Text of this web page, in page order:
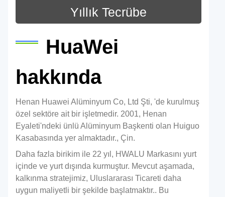
Yıllık Tecrübe
HuaWei
hakkında
Henan Huawei Alüminyum Co, Ltd Şti, 'de kurulmuş
özel sektöre ait bir işletmedir. 2001, Henan
Eyaleti'ndeki ünlü Alüminyum Başkenti olan Huiguo
Kasabasında yer almaktadır., Çin.
Daha fazla birikim ile 22 yıl, HWALU Markasını yurt
içinde ve yurt dışında kurmuştur. Mevcut aşamada,
kalkınma stratejimiz, Uluslararası Ticareti daha
uygun maliyetli bir şekilde başlatmaktır.. Bu